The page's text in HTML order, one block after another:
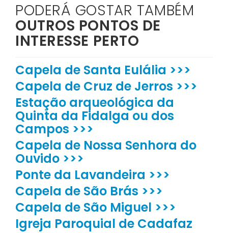
PODERÁ GOSTAR TAMBÉM
OUTROS PONTOS DE
INTERESSE PERTO
Capela de Santa Eulália >>>
Capela de Cruz de Jerros >>>
Estação arqueológica da
Quinta da Fidalga ou dos
Campos >>>
Capela de Nossa Senhora do
Ouvido >>>
Ponte da Lavandeira >>>
Capela de São Brás >>>
Capela de São Miguel >>>
Igreja Paroquial de Cadafaz